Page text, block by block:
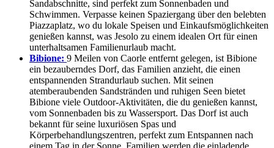
Sandabschnitte, sind perfekt zum Sonnenbaden und
Schwimmen. Verpasse keinen Spaziergang über den belebten
Piazzaplatz, wo du lokale Speisen und Einkaufsmöglichkeiten
genießen kannst, was Jesolo zu einem idealen Ort für einen
unterhaltsamen Familienurlaub macht.
Bibione: 9 Meilen von Caorle entfernt gelegen, ist Bibione
ein bezauberndes Dorf, das Familien anzieht, die einen
entspannenden Strandurlaub suchen. Mit seinen
atemberaubenden Sandstränden und ruhigen Seen bietet
Bibione viele Outdoor-Aktivitäten, die du genießen kannst,
vom Sonnenbaden bis zu Wassersport. Das Dorf ist auch
bekannt für seine luxuriösen Spas und
Körperbehandlungszentren, perfekt zum Entspannen nach
einem Tag in der Sonne. Familien werden die einladende